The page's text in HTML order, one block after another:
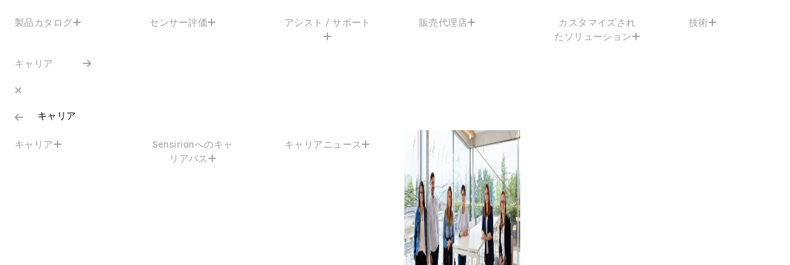
製品カタログ センサー評価 アシスト / サポート 販売代理店
カスタマイズされ
たソリューション
技術
キャリア
キャリア
キャリア
Sensirionへのキャ
リアパス
キャリアニュース